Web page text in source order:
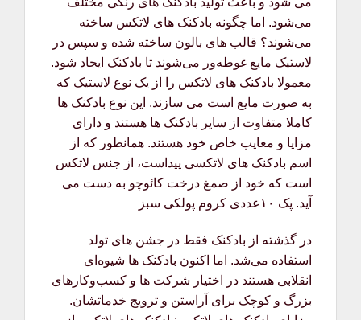
می‌شود. اما چگونه بادکنک های لاتکس ساخته
می‌شوند؟ قالب های بالون ساخته شده و سپس در
لاستیک مایع غوطه‌ور می‌شوند تا بادکنک ایجاد شود.
معمولا بادکنک های لاتکس را از یک نوع لاستیک که
به صورت مایع است می سازند. این نوع بادکنک ها
کاملا متفاوت از سایر بادکنک ها هستند و دارای
مزایا و معایب خاص خود هستند. همانطور که از
اسم بادکنک های لاتکسی پیداست، از جنس لاتکس
است که خود از صمغ درخت کائوچو به دست می
آید. پک ۱۰عددی کروم پولکی سبز
در گذشته از بادکنک فقط در جشن های تولد
استفاده می‌شد. اما اکنون بادکنک ها شیوه‌ای
انقلابی هستند در اختیار شرکت ها و کسب‌وکارهای
بزرگ و کوچک برای آراستن و ترویج خدماتشان.